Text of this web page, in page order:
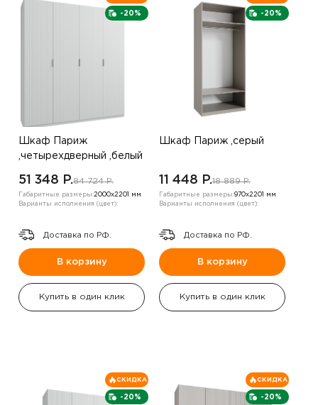
-20%
Шкаф Париж
,четырехдверный ,белый
51 348 P.84 724 P.
Габаритные размеры:2000х2201 мм
Варианты исполнения (цвет):
Доставка по РФ.
В корзину
Купить в один клик
-20%
Шкаф Париж ,серый
11 448 P.18 889 P.
Габаритные размеры:970х2201 мм
Варианты исполнения (цвет):
Доставка по РФ.
В корзину
Купить в один клик
-20%
СКИДКА
-20%
СКИДКА